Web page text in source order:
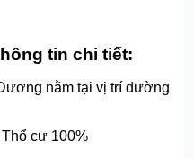
tin chi tiết:
nằm tại vị trí đường
Thổ cư 100%